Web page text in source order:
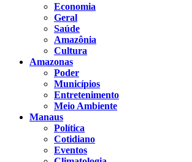
Economia
Geral
Saúde
Amazônia
Cultura
Amazonas
Poder
Municípios
Entretenimento
Meio Ambiente
Manaus
Política
Cotidiano
Eventos